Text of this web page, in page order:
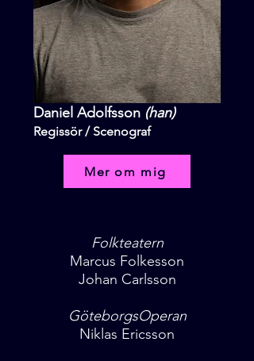
Daniel Adolfsson (han)
Regissör / Scenograf
Mer om mig
Folkteatern
Marcus Folkesson
Johan Carlsson
GöteborgsOperan
Niklas Ericsson